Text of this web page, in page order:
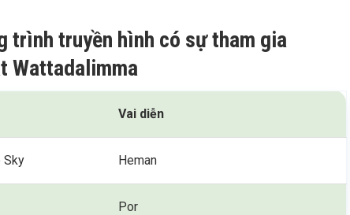
trình truyền hình có sự tham gia
Wattadalimma
Vai diễn
Sky Heman
Por